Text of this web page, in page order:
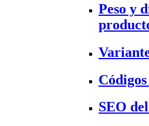
Peso y
SEO